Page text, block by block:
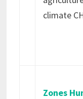
climate
Zones